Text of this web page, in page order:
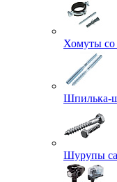
Хомуты
Шпилька-
Шурупы